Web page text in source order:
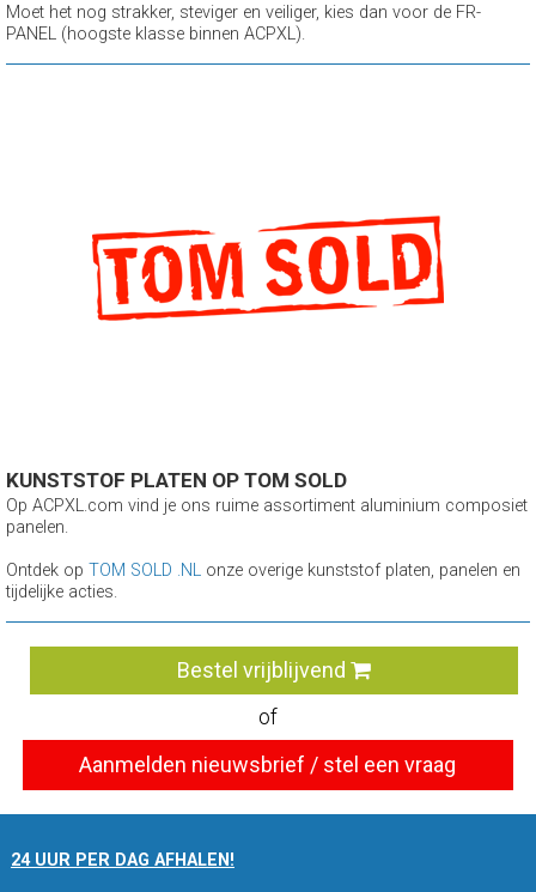
Moet het nog strakker, steviger en veiliger, kies dan voor de FR-
PANEL (hoogste klasse binnen ACPXL).
KUNSTSTOF PLATEN OP TOM SOLD
Op ACPXL.com vind je ons ruime assortiment aluminium composiet
panelen.
Ontdek op TOM SOLD .NL onze overige kunststof platen, panelen en
tijdelijke acties.
Bestel vrijblijvend
of
Aanmelden nieuwsbrief / stel een vraag
24 UUR PER DAG AFHALEN!